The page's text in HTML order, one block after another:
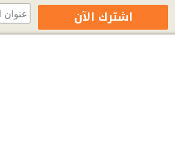
اشترك الآن